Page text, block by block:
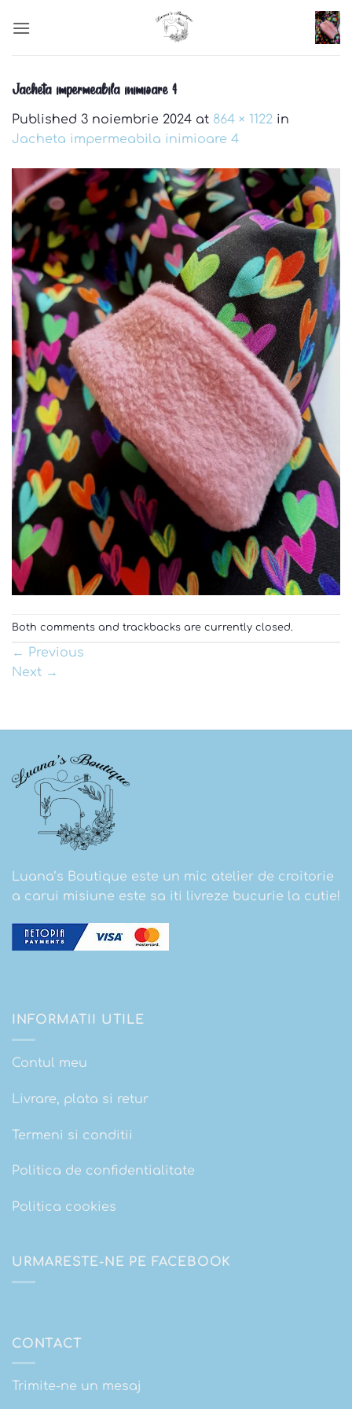
Jacheta impermeabila inimioare 4
Published 3 noiembrie 2024 at 864 × 1122 in
Jacheta impermeabila inimioare 4
Both comments and trackbacks are currently closed.
← Previous
Next →
Luana’s Boutique este un mic atelier de croitorie
a carui misiune este sa iti livreze bucurie la cutie!
INFORMATII UTILE
Contul meu
Livrare, plata si retur
Termeni si conditii
Politica de confidentialitate
Politica cookies
URMARESTE-NE PE FACEBOOK
CONTACT
Trimite-ne un mesaj